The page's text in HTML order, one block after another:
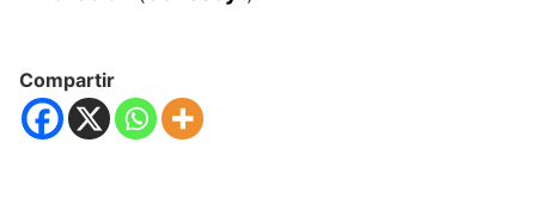
Compartir